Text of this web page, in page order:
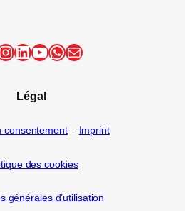
LinkedIn
YouTube
WhatsApp
E-mail
Légal
consentement– Imprint
des cookies
générales d’utilisation